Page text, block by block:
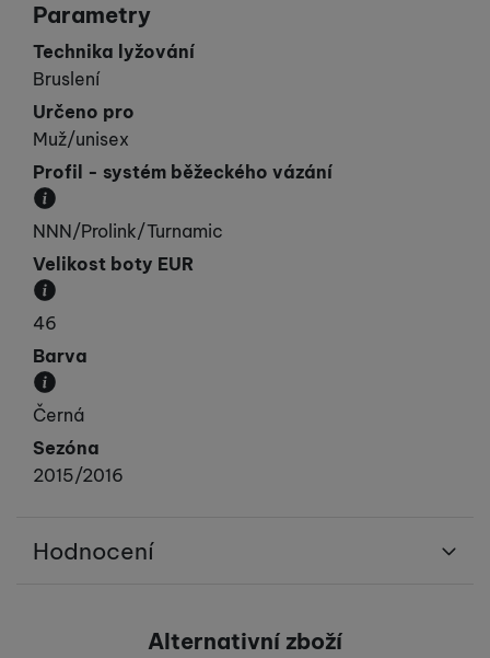
Parametry
Technika lyžování
Bruslení
Určeno pro
Muž/unisex
Profil - systém běžeckého vázání
Profil určuje kompatibilitu vázání a boty.
NNN/Prolink/Turnamic
Velikost boty EUR
Velikost boty v číslování EUR.
46
Barva
Převládající barva výrobku.
Černá
Sezóna
2015/2016
Hodnocení
Alternativní zboží